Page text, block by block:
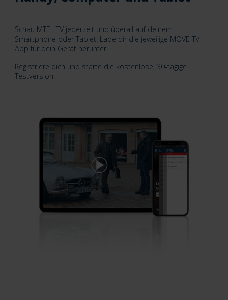
Schau MTEL TV jederzeit und überall auf deinem
Smartphone oder Tablet. Lade dir die jeweilige MOVE TV
App für dein Gerät herunter.
Registriere dich und starte die kostenlose, 30-tägige
Testversion.